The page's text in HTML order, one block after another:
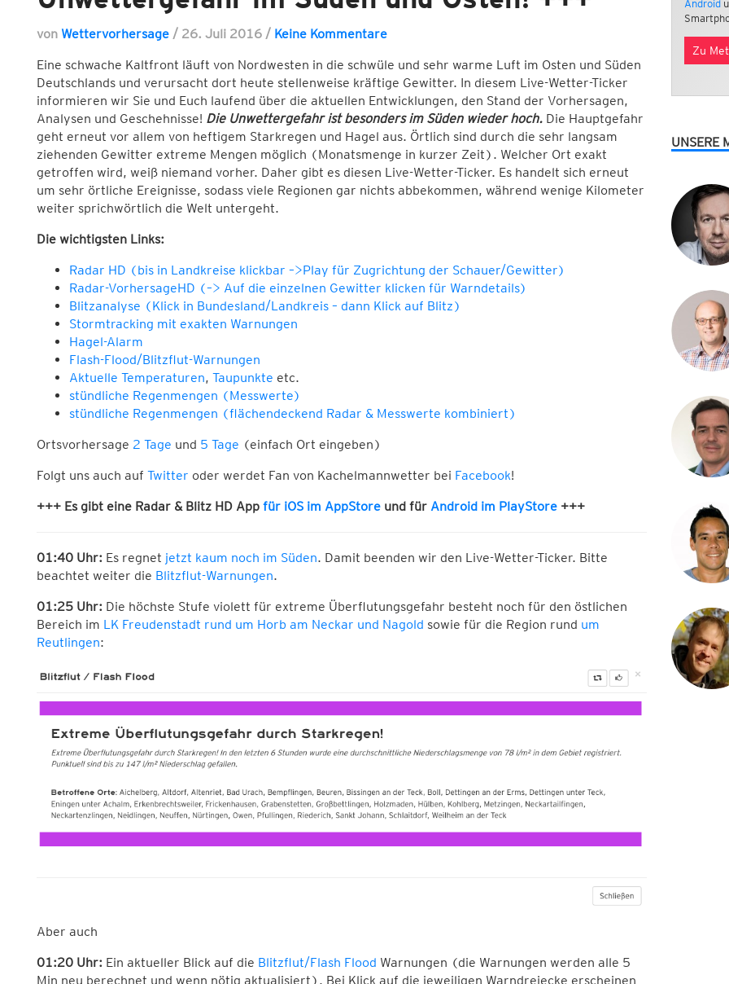
von Wettervorhersage / 26. Juli 2016 / Keine Kommentare
Eine schwache Kaltfront läuft von Nordwesten in die schwüle und sehr warme Luft im Osten und Süden
Deutschlands und verursacht dort heute stellenweise kräftige Gewitter. In diesem Live-Wetter-Ticker
informieren wir Sie und Euch laufend über die aktuellen Entwicklungen, den Stand der Vorhersagen,
Analysen und Geschehnisse! Die Unwettergefahr ist besonders im Süden wieder hoch.Die Hauptgefahr
geht erneut vor allem von heftigem Starkregen und Hagel aus. Örtlich sind durch die sehr langsam
ziehenden Gewitter extreme Mengen möglich (Monatsmenge in kurzer Zeit). Welcher Ort exakt
getroffen wird, weiß niemand vorher. Daher gibt es diesen Live-Wetter-Ticker. Es handelt sich erneut
um sehr örtliche Ereignisse, sodass viele Regionen gar nichts abbekommen, während wenige Kilometer
weiter sprichwörtlich die Welt untergeht.
Die wichtigsten Links:
Radar HD (bis in Landkreise klickbar –>Play für Zugrichtung der Schauer/Gewitter)
Radar-VorhersageHD (–> Auf die einzelnen Gewitter klicken für Warndetails)
Blitzanalyse (Klick in Bundesland/Landkreis – dann Klick auf Blitz)
Stormtracking mit exakten Warnungen
Hagel-Alarm
Flash-Flood/Blitzflut-Warnungen
Aktuelle Temperaturen, Taupunkte etc.
stündliche Regenmengen (Messwerte)
stündliche Regenmengen (flächendeckend Radar & Messwerte kombiniert)
Ortsvorhersage 2 Tage und 5 Tage (einfach Ort eingeben)
Folgt uns auch auf Twitter oder werdet Fan von Kachelmannwetter bei Facebook!
+++ Es gibt eine Radar & Blitz HD App für iOS im AppStoreund für Android im PlayStore+++
01:40 Uhr:Es regnet jetzt kaum noch im Süden. Damit beenden wir den Live-Wetter-Ticker. Bitte
beachtet weiter die Blitzflut-Warnungen.
01:25 Uhr:Die höchste Stufe violett für extreme Überflutungsgefahr besteht noch für den östlichen
Bereich im LK Freudenstadt rund um Horb am Neckar und Nagold sowie für die Region rund um
Reutlingen:
Aber auch
01:20 Uhr:Ein aktueller Blick auf die Blitzflut/Flash Flood Warnungen (die Warnungen werden alle 5
Min neu berechnet und wenn nötig aktualisiert). Bei Klick auf die jeweiligen Warndreiecke erscheinen
Android
Zu
UNSERE